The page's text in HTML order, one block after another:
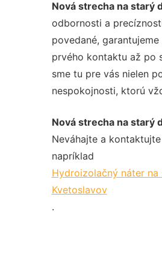
Nová strecha na starý
odbornosti a
povedané,
prvého kontaktu až po
sme tu pre vás nielen
nespokojnosti, ktorú
Nová strecha na starý
Neváhajte a
napríklad
Hydroizolačný náter na
Kvetoslavov
.